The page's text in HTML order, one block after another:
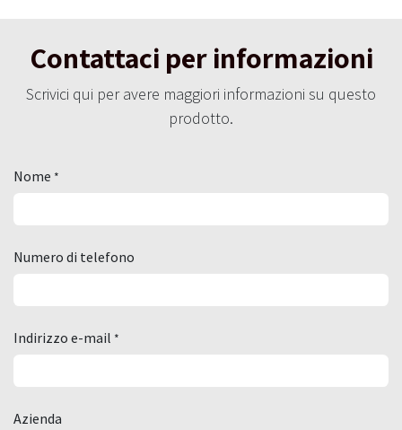
Contattaci per informazioni
Scrivici qui per avere maggiori informazioni su questo
prodotto.
Nome *
Numero di telefono
Indirizzo e-mail *
Azienda